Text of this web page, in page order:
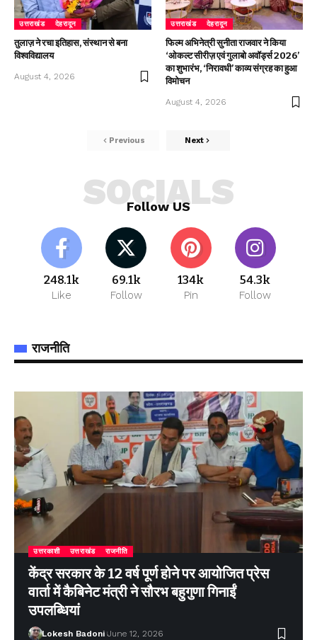
उत्तराखंड देहरादून
तुलाज़ ने रचा इतिहास, संस्थान से बना
विश्वविद्यालय
August 4, 2026
उत्तराखंड देहरादून
फिल्म अभिनेत्री सुनीता राजवार ने किया
‘ओकल्ट सीरीज़ एवं गुलाबो अवॉर्ड्स 2026’
का शुभारंभ, ‘निरावधी’ काव्य संग्रह का हुआ
विमोचन
August 4, 2026
Previous Next
Follow US
SOCIALS
248.1k
Like
69.1k
Follow
134k
Pin
54.3k
Follow
राजनीति
उत्तरकाशी उत्तराखंड राजनीति
केंद्र सरकार के 12 वर्ष पूर्ण होने पर आयोजित प्रेस
वार्ता में कैबिनेट मंत्री ने सौरभ बहुगुणा गिनाईं
उपलब्धियां
Lokesh Badoni June 12, 2026